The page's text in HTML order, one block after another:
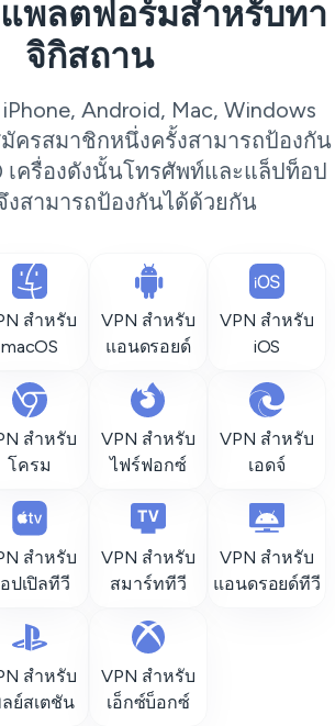
พลตฟอร์มสำหรับทา
จิกิสถาน
Android, Mac, Windows
ครสมาชิกหนึ่งครั้งสามารถป้องกัน
เครื่องดังนั้นโทรศัพท์และแล็ปท็อป
สามารถป้องกันได้ด้วยกัน
สำหรับ
macOS
VPN สำหรับ
แอนดรอยด์
VPN สำหรับ
iOS
สำหรับ
โครม
VPN สำหรับ
ไฟร์ฟอกซ์
VPN สำหรับ
เอดจ์
สำหรับ
ปเปิลทีวี
VPN สำหรับ
สมาร์ททีวี
VPN สำหรับ
แอนดรอยด์ทีวี
สำหรับ
ลย์สเตชัน
VPN สำหรับ
เอ็กซ์บ็อกซ์